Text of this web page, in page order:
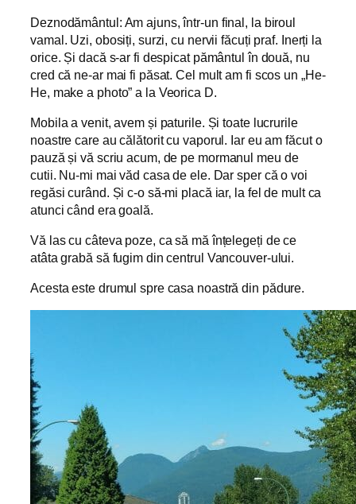
Deznodământul: Am ajuns, într-un final, la biroul
vamal. Uzi, obosiți, surzi, cu nervii făcuți praf. Inerți la
orice. Și dacă s-ar fi despicat pământul în două, nu
cred că ne-ar mai fi păsat. Cel mult am fi scos un „He-
He, make a photo” a la Veorica D.
Mobila a venit, avem și paturile. Și toate lucrurile
noastre care au călătorit cu vaporul. Iar eu am făcut o
pauză și vă scriu acum, de pe mormanul meu de
cutii. Nu-mi mai văd casa de ele. Dar sper că o voi
regăsi curând. Și c-o să-mi placă iar, la fel de mult ca
atunci când era goală.
Vă las cu câteva poze, ca să mă înțelegeți de ce
atâta grabă să fugim din centrul Vancouver-ului.
Acesta este drumul spre casa noastră din pădure.